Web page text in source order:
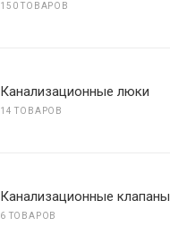
150 ТОВАРОВ
Канализационные люки
14 ТОВАРОВ
Канализационные клапаны
6 ТОВАРОВ